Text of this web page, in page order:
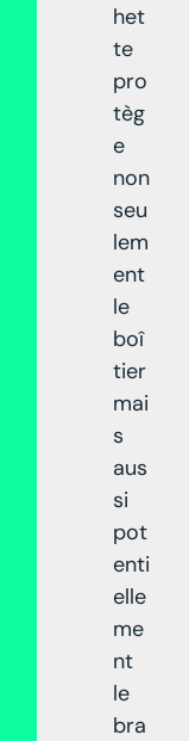
het
te
pro
tèg
e
non
seu
lem
ent
le
boî
tier
mai
s
aus
si
pot
enti
elle
me
nt
le
bra